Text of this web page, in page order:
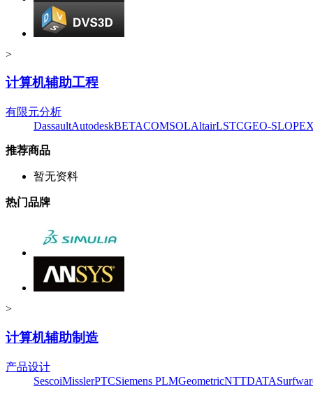
>
计算机辅助工程
有限元分析
DassaultAutodeskBETACOMSOLAltairLSTCGEO-SLOPE
推荐商品
暂无资料
热门品牌
>
计算机辅助制造
产品设计
SescoiMisslerPTCSiemens PLMGeometricNTTDATA